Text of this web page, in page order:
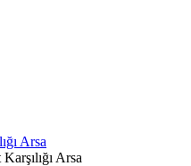
Arsa
Arsa